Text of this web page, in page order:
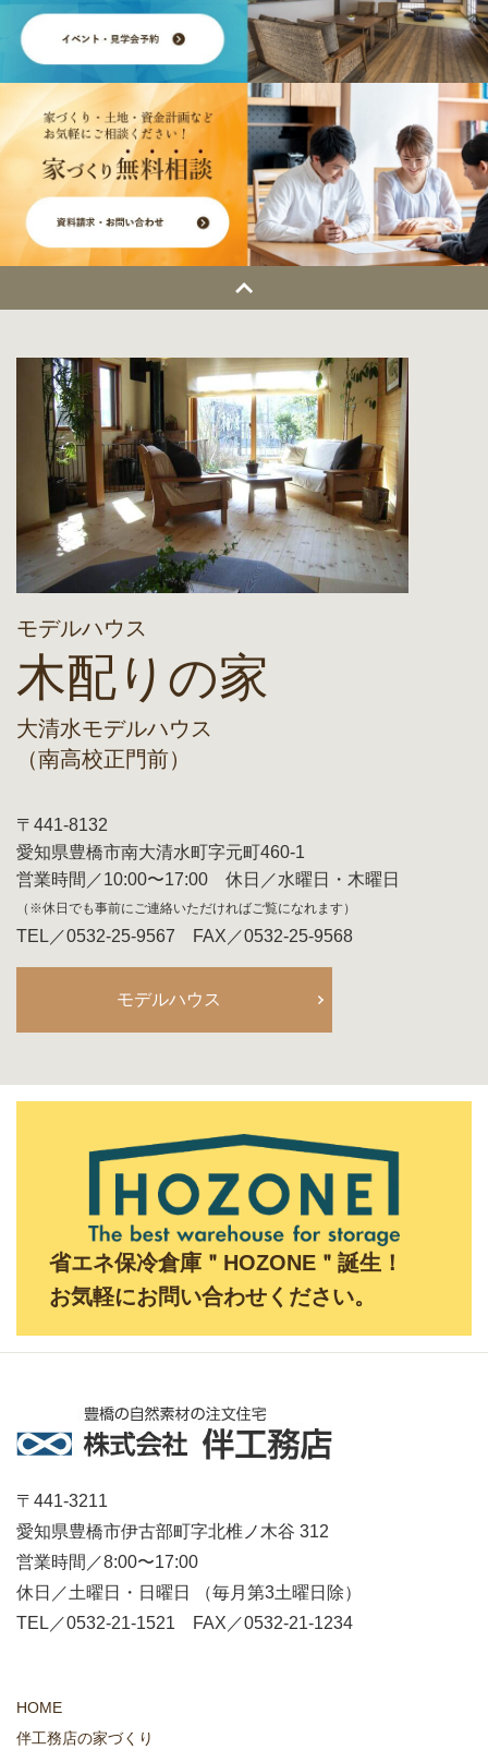
モデルハウス
木配りの家
大清水モデルハウス
（南高校正門前）
〒441-8132
愛知県豊橋市南大清水町字元町460-1
営業時間／10:00〜17:00 休日／水曜日・木曜日
（※休日でも事前にご連絡いただければご覧になれます）
TEL／0532-25-9567 FAX／0532-25-9568
モデルハウス
省エネ保冷倉庫＂HOZONE＂誕生！
お気軽にお問い合わせください。
〒441-3211
愛知県豊橋市伊古部町字北椎ノ木谷 312
営業時間／8:00〜17:00
休日／土曜日・日曜日 （毎月第3土曜日除）
TEL／0532-21-1521 FAX／0532-21-1234
HOME
伴工務店の家づくり